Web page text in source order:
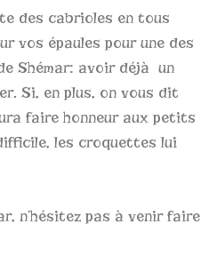
des cabrioles en tous
vos épaules pour une des
Shémar: avoir déjà un
Si, en plus, on vous dit
faire honneur aux petits
les croquettes lui
n’hésitez pas à venir faire